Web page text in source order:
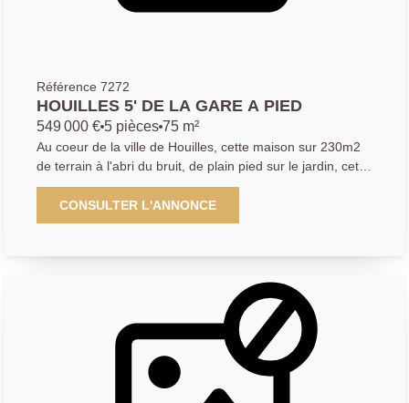
sont disponibles sur le site Géorisques :
Référence 7272
HOUILLES 5' DE LA GARE A PIED
549 000 € 5 pièces 75 m²
Au coeur de la ville de Houilles, cette maison sur 230m2
de terrain à l'abri du bruit, de plain pied sur le jardin, cette
maison vous propose au RDC, entrée, séjour - salle à
manger donnant sur une terrasse , grande cuisine
équipée, salle de bains, toilette. Au 1er étage, palier
sur les risques auxquels ce bien est exposé sont
disponibles sur le site Géorisques :
CONSULTER L'ANNONCE